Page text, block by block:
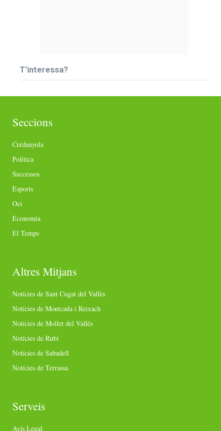
T’interessa?
Seccions
Cerdanyola
Política
Successos
Esports
Oci
Economia
El Temps
Altres Mitjans
Notícies de Sant Cugat del Vallès
Notícies de Montcada i Reixach
Notícies de Mollet del Vallès
Notícies de Rubí
Notícies de Sabadell
Notícies de Terrassa
Serveis
Avís Legal